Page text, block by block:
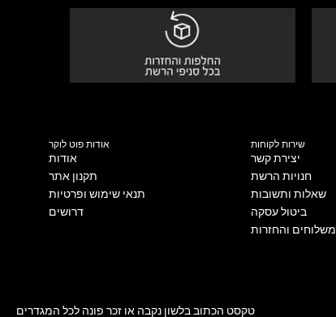
אודות פוט לוקר
אודות
תקנון אתר
תנאי שימוש ופרטיות
דרושים
שירות לקוחות
יצירת קשר
חנויות הרשת
שאלות ותשובות
ביטול עסקה
משלוחים והחזרות
טקסט הכתוב בלשון נקבה או זכר פונה לכל המגדרים